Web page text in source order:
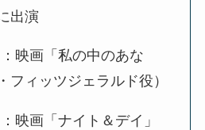
出演
映画「私の中のあな
フィッツジェラルド役）
映画「ナイト＆デイ」